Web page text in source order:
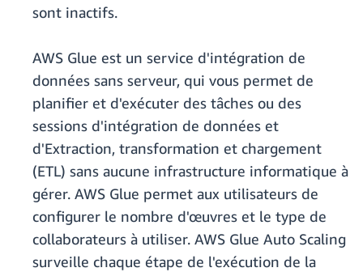
sont inactifs.
AWS Glue est un service d'intégration de
données sans serveur, qui vous permet de
planifier et d'exécuter des tâches ou des
sessions d'intégration de données et
d'Extraction, transformation et chargement
(ETL) sans aucune infrastructure informatique à
gérer. AWS Glue permet aux utilisateurs de
configurer le nombre d'œuvres et le type de
collaborateurs à utiliser. AWS Glue Auto Scaling
surveille chaque étape de l'exécution de la